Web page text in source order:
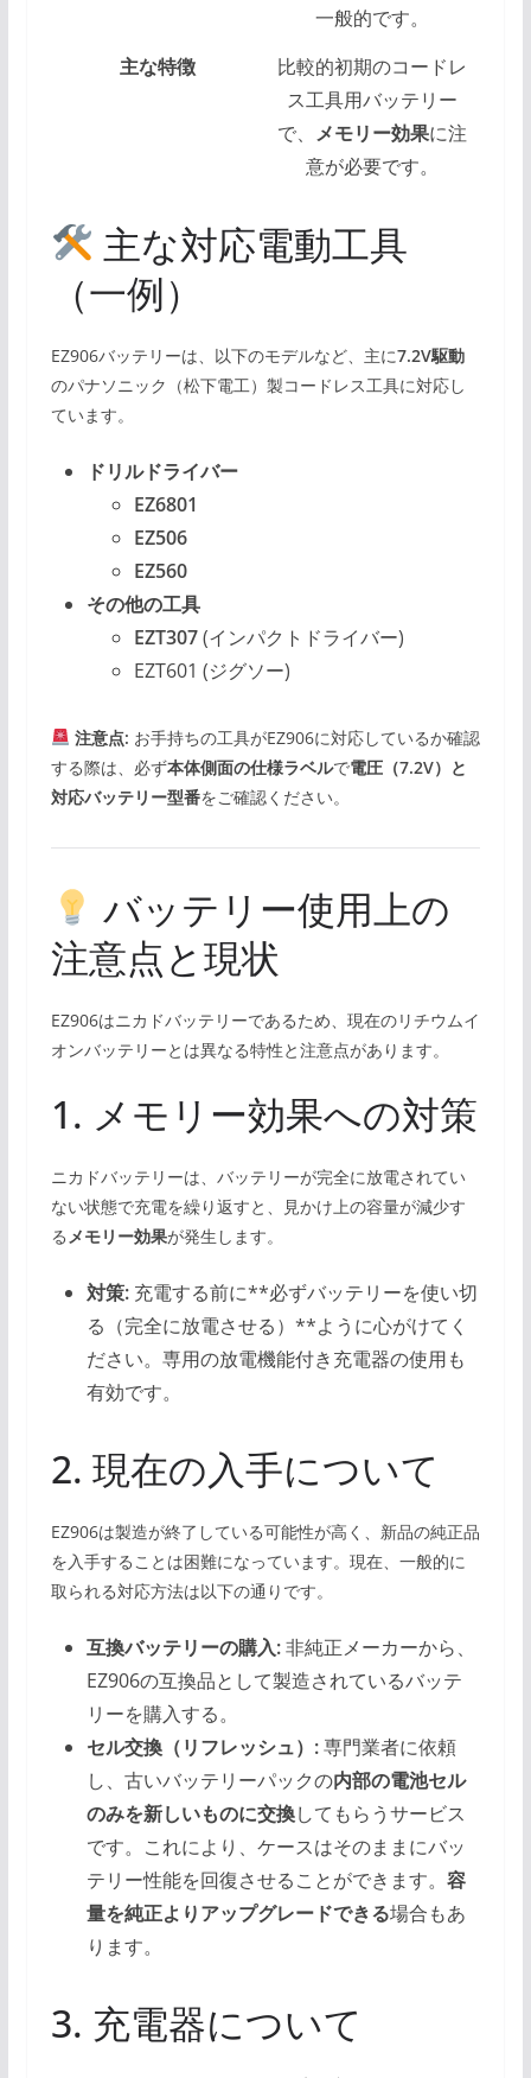
一般的です。
主な特徴
比較的初期のコードレ
ス工具用バッテリー
で、 メモリー効果に注
意が必要です。
主な対応電動工具
（一例）
EZ906バッテリーは、以下のモデルなど、主に7.2V駆動
のパナソニック（松下電工）製コードレス工具に対応し
ています。
ドリルドライバー
EZ6801
EZ506
EZ560
その他の工具
EZT307(インパクトドライバー)
EZT601 (ジグソー)
注意点: お手持ちの工具がEZ906に対応しているか確認
する際は、必ず本体側面の仕様ラベルで電圧（7.2V）と
対応バッテリー型番をご確認ください。
バッテリー使用上の
注意点と現状
EZ906はニカドバッテリーであるため、現在のリチウムイ
オンバッテリーとは異なる特性と注意点があります。
1. メモリー効果への対策
ニカドバッテリーは、バッテリーが完全に放電されてい
ない状態で充電を繰り返すと、見かけ上の容量が減少す
るメモリー効果が発生します。
対策:充電する前に**必ずバッテリーを使い切
る（完全に放電させる）**ように心がけてく
ださい。専用の放電機能付き充電器の使用も
有効です。
2. 現在の入手について
EZ906は製造が終了している可能性が高く、新品の純正品
を入手することは困難になっています。現在、一般的に
取られる対応方法は以下の通りです。
互換バッテリーの購入:非純正メーカーから、
EZ906の互換品として製造されているバッテ
リーを購入する。
セル交換（リフレッシュ）:専門業者に依頼
し、古いバッテリーパックの内部の電池セル
のみを新しいものに交換してもらうサービス
です。これにより、ケースはそのままにバッ
テリー性能を回復させることができます。 容
量を純正よりアップグレードできる場合もあ
ります。
3. 充電器について